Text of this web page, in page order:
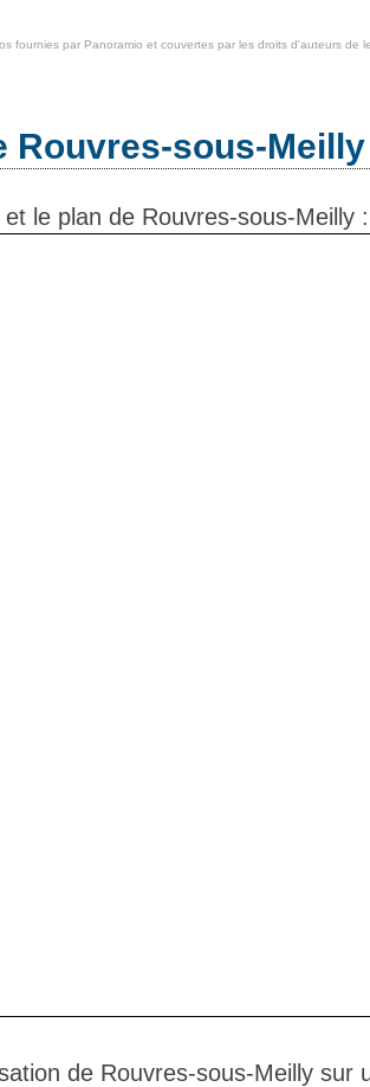
fournies par Panoramio et couvertes par les droits d'auteurs de
Rouvres-sous-Meilly
le plan de Rouvres-sous-Meilly :
de Rouvres-sous-Meilly sur